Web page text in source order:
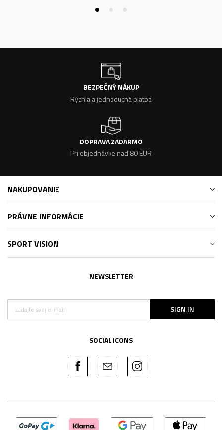
BEZPEČNÝ NÁKUP
Rýchla a jednoduchá platba
DOPRAVA ZADARMO
Pri objednávke nad 80 EUR
NAKUPOVANIE
PRÁVNE INFORMÁCIE
SPORT VISION
NEWSLETTER
SIGN IN
SOCIAL ICONS